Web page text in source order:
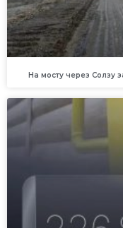
На мосту через Солзу